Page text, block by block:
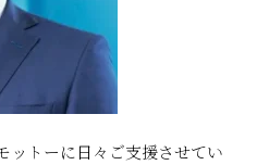
トーに日々ご支援させてい